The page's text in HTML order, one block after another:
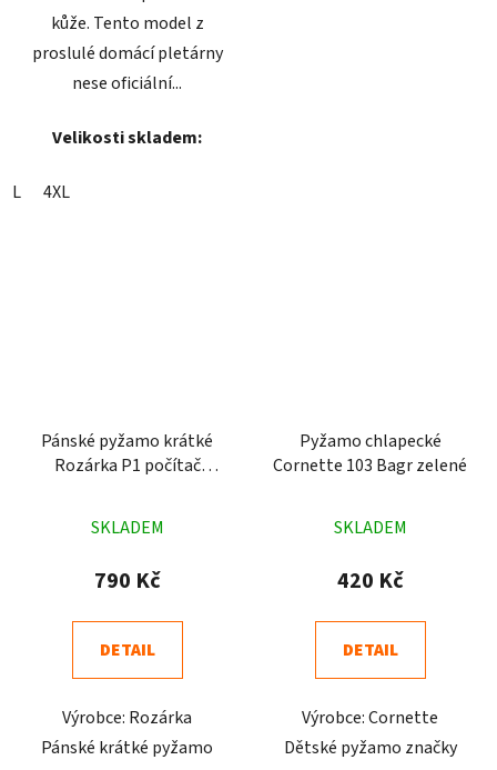
kůže. Tento model z
proslulé domácí pletárny
nese oficiální...
Velikosti skladem:
L 4XL
Pánské pyžamo krátké
Rozárka P1 počítač
hodnocení
produktu
4,4
z
hvězdiček.
SKLADEM
790 Kč
DETAIL
Výrobce: Rozárka
Pánské krátké pyžamo
Pyžamo chlapecké
Cornette 103 Bagr zelené
hodnocení
produktu
5,0
z
hvězdiček.
SKLADEM
420 Kč
DETAIL
Výrobce: Cornette
Dětské pyžamo značky